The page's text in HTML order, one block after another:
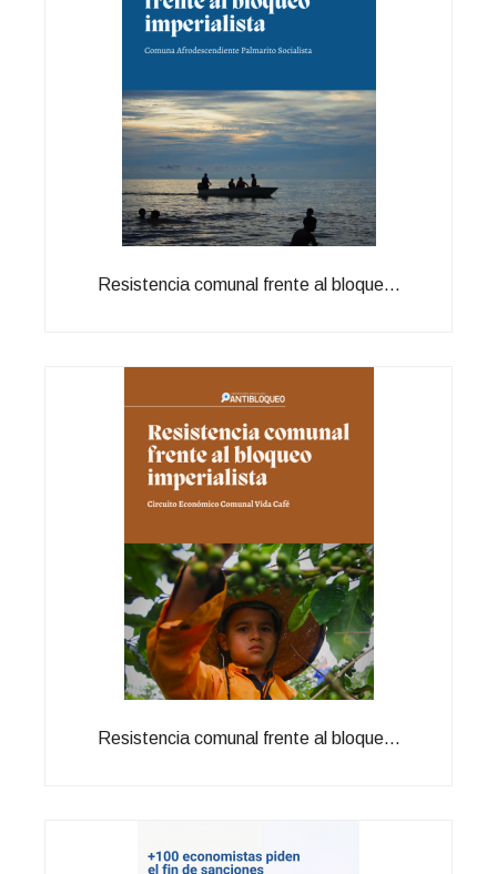
Resistencia comunal frente al bloque...
Resistencia comunal frente al bloque...